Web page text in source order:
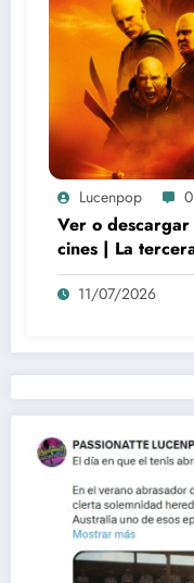
Lucenpop 0
Ver o descargar
cines | La
Villeneuve y el
cinematográfico
11/07/2026